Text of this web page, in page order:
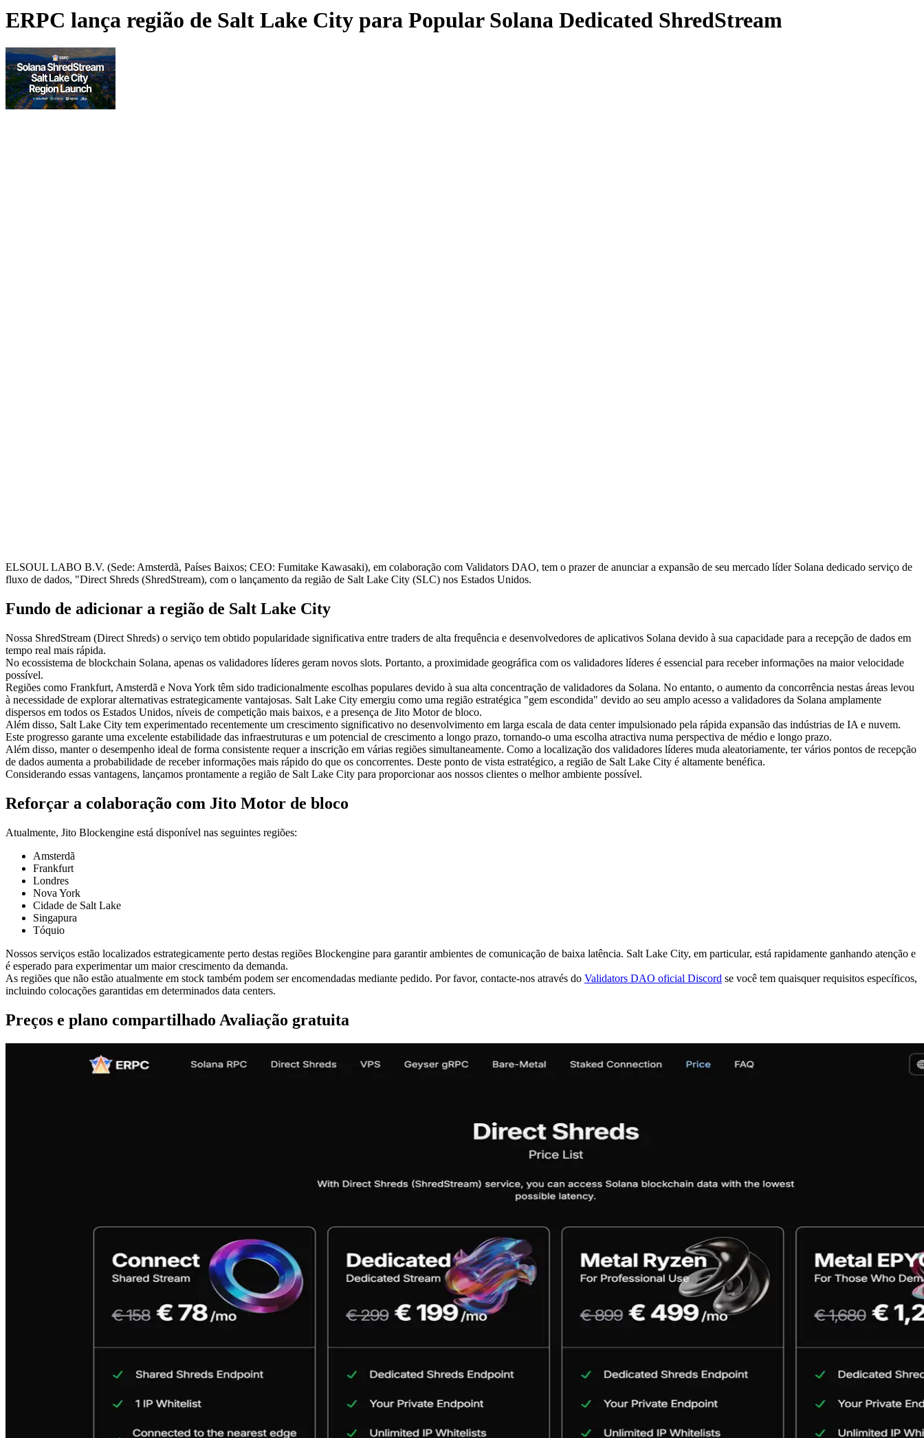
ERPC lança região de Salt Lake City para Popular Solana Dedicated ShredStream
ELSOUL LABO B.V. (Sede: Amsterdã, Países Baixos; CEO: Fumitake Kawasaki), em colaboração com Validators DAO, tem o prazer de anunciar a expansão de seu mercado líder Solana dedicado serviço de
fluxo de dados, "Direct Shreds (ShredStream), com o lançamento da região de Salt Lake City (SLC) nos Estados Unidos.
Fundo de adicionar a região de Salt Lake City
Nossa ShredStream (Direct Shreds) o serviço tem obtido popularidade significativa entre traders de alta frequência e desenvolvedores de aplicativos Solana devido à sua capacidade para a recepção de dados em
tempo real mais rápida.
No ecossistema de blockchain Solana, apenas os validadores líderes geram novos slots. Portanto, a proximidade geográfica com os validadores líderes é essencial para receber informações na maior velocidade
possível.
Regiões como Frankfurt, Amsterdã e Nova York têm sido tradicionalmente escolhas populares devido à sua alta concentração de validadores da Solana. No entanto, o aumento da concorrência nestas áreas levou
à necessidade de explorar alternativas estrategicamente vantajosas. Salt Lake City emergiu como uma região estratégica "gem escondida" devido ao seu amplo acesso a validadores da Solana amplamente
dispersos em todos os Estados Unidos, níveis de competição mais baixos, e a presença de Jito Motor de bloco.
Além disso, Salt Lake City tem experimentado recentemente um crescimento significativo no desenvolvimento em larga escala de data center impulsionado pela rápida expansão das indústrias de IA e nuvem.
Este progresso garante uma excelente estabilidade das infraestruturas e um potencial de crescimento a longo prazo, tornando-o uma escolha atractiva numa perspectiva de médio e longo prazo.
Além disso, manter o desempenho ideal de forma consistente requer a inscrição em várias regiões simultaneamente. Como a localização dos validadores líderes muda aleatoriamente, ter vários pontos de recepção
de dados aumenta a probabilidade de receber informações mais rápido do que os concorrentes. Deste ponto de vista estratégico, a região de Salt Lake City é altamente benéfica.
Considerando essas vantagens, lançamos prontamente a região de Salt Lake City para proporcionar aos nossos clientes o melhor ambiente possível.
Reforçar a colaboração com Jito Motor de bloco
Atualmente, Jito Blockengine está disponível nas seguintes regiões:
Amsterdã
Frankfurt
Londres
Nova York
Cidade de Salt Lake
Singapura
Tóquio
Nossos serviços estão localizados estrategicamente perto destas regiões Blockengine para garantir ambientes de comunicação de baixa latência. Salt Lake City, em particular, está rapidamente ganhando atenção e
é esperado para experimentar um maior crescimento da demanda.
As regiões que não estão atualmente em stock também podem ser encomendadas mediante pedido. Por favor, contacte-nos através do Validators DAO oficial Discord se você tem quaisquer requisitos específicos,
incluindo colocações garantidas em determinados data centers.
Preços e plano compartilhado Avaliação gratuita